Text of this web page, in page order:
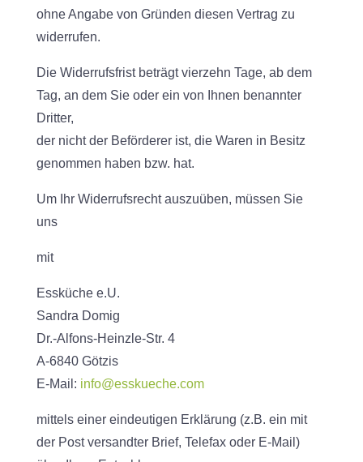
ohne Angabe von Gründen diesen Vertrag zu
widerrufen.
Die Widerrufsfrist beträgt vierzehn Tage, ab dem
Tag, an dem Sie oder ein von Ihnen benannter
Dritter,
der nicht der Beförderer ist, die Waren in Besitz
genommen haben bzw. hat.
Um Ihr Widerrufsrecht auszuüben, müssen Sie
uns
mit
Essküche e.U.
Sandra Domig
Dr.-Alfons-Heinzle-Str. 4
A-6840 Götzis
E-Mail: info@esskueche.com
mittels einer eindeutigen Erklärung (z.B. ein mit
der Post versandter Brief, Telefax oder E-Mail)